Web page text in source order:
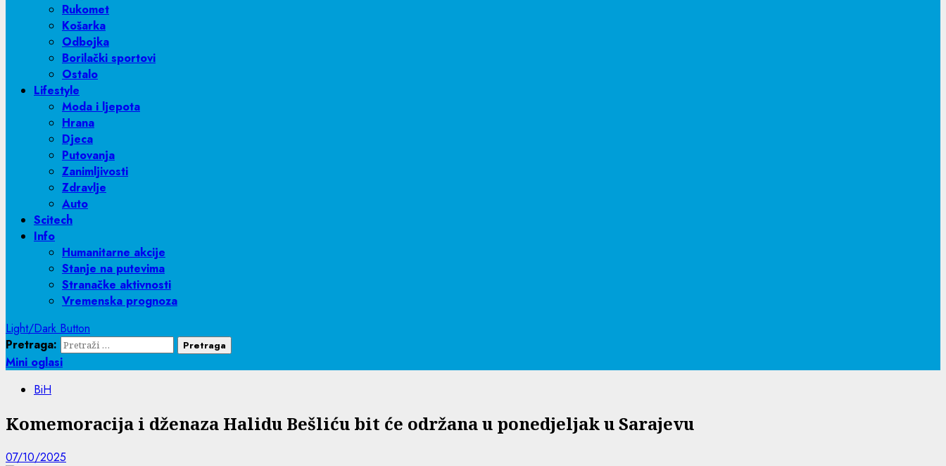
Rukomet
Košarka
Odbojka
Borilački sportovi
Ostalo
Lifestyle
Moda i ljepota
Hrana
Djeca
Putovanja
Zanimljivosti
Zdravlje
Auto
Scitech
Info
Humanitarne akcije
Stanje na putevima
Stranačke aktivnosti
Vremenska prognoza
Light/Dark Button
Pretraga:
Mini oglasi
BiH
Komemoracija i dženaza Halidu Bešliću bit će održana u ponedjeljak u Sarajevu
07/10/2025